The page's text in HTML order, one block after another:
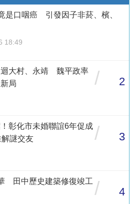
是口咽癌 引發因子非菸、檳、
18:49
迴大村、永靖 魏平政率
局
/ 2
彰化市未婚聯誼6年促成
謎交友
/ 3
田中歷史建築修復竣工/ 4